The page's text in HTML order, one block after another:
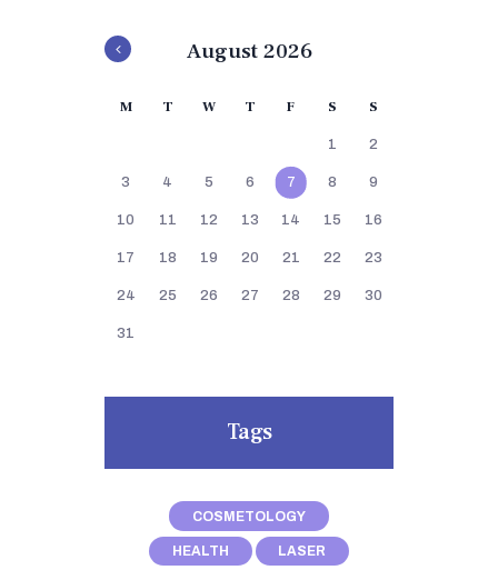
August 2026
M T W T F S S
1 2
3 4 5 6 7 8 9
10 11 12 13 14 15 16
17 18 19 20 21 22 23
24 25 26 27 28 29 30
31
Tags
COSMETOLOGY
HEALTH LASER